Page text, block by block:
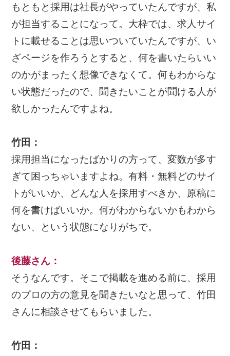
もともと採用は社長がやっていたんですが、私
が担当することになって。大枠では、求人サイ
トに載せることは思いついていたんですが、い
ざページを作ろうとすると、何を書いたらいい
のかがまったく想像できなくて。何もわからな
い状態だったので、聞きたいことが聞ける人が
欲しかったんですよね。
竹田：
採用担当になったばかりの方って、変数が多す
ぎて困っちゃいますよね。有料・無料どのサイ
トがいいか、どんな人を採用すべきか、原稿に
何を書けばいいか。何がわからないかもわから
ない、という状態になりがちで。
後藤さん ：
そうなんです。そこで掲載を進める前に、採用
のプロの方の意見を聞きたいなと思って、竹田
さんに相談させてもらいました。
竹田：